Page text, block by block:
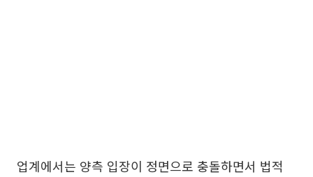
업계에서는 양측 입장이 정면으로 충돌하면서 법적